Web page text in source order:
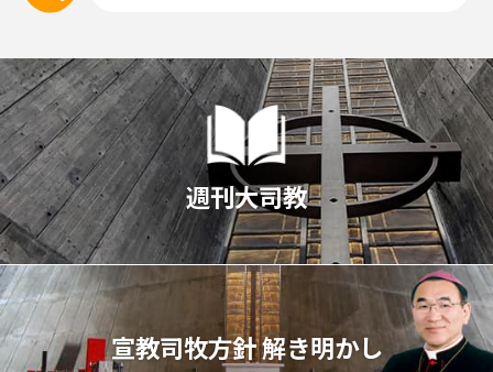
週刊大司教
宣教司牧⽅針 解き明かし